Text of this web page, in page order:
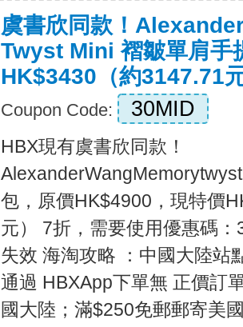
虞書欣同款！
Twyst Mini 褶皺單肩手
HK$3430（約3147.71
Coupon Code: 30MID
HBX現有虞書欣同款！
包，原價HK$4900，現特價
元） 7折，需要使用優惠碼
失效 海淘攻略 ：中國大陸站
通過 HBXApp下單無 正價訂
國大陸；滿$250免郵郵寄美